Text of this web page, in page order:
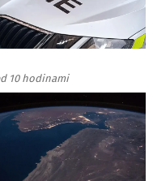
10 hodinami